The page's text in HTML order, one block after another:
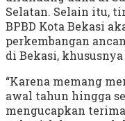
Selatan. Selain itu,
BPBD Kota Bekasi
perkembangan
di Bekasi,
“Karena memang
awal tahun hingga
mengucapkan